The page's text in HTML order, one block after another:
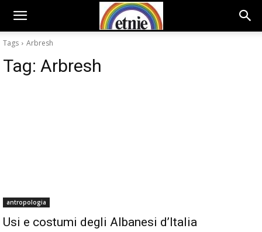
Tags Arbresh
Tag: Arbresh
antropologia
Usi e costumi degli Albanesi d’Italia